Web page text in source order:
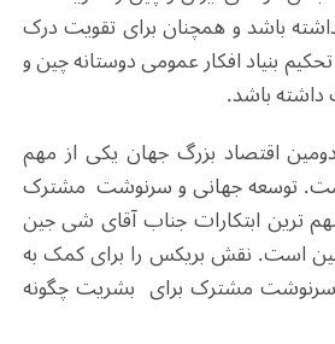
باشد و همچنان برای تقویت درک
بنیاد افکار عمومی دوستانه چین و
باشد.
اقتصاد بزرگ جهان یکی از مهم
توسعه جهانی و سرنوشت مشترک
ترین ابتکارات جناب آقای شی جین
است. نقش بریکس را برای کمک به
مشترک برای بشریت چگونه